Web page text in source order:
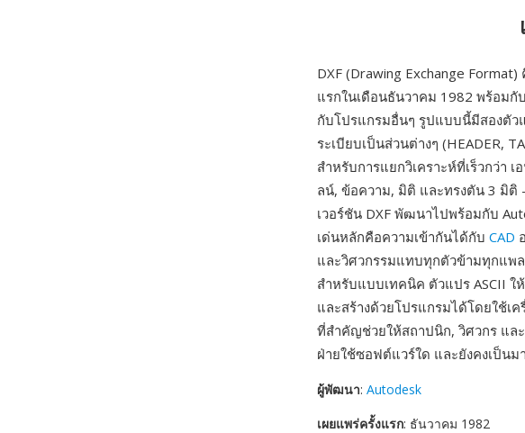
DXF (Drawing Exchange
แรกในเดือนธันวาคม 1982 พร้อมกั
กับโปรแกรมอื่นๆ รูปแบบนี้มีสองตัว
ระเบียบเป็นส่วนต่างๆ (HEADER,
สำหรับการแยกวิเคราะห์ที่เร็วกว่า
ลน์, ข้อความ, มิติ และทรงตัน 3 มิ
เวอร์ชัน DXF พัฒนาไปพร้อมกับ
เด่นหลักคือความเข้ากันได้กับ CAD
และวิศวกรรมแทบทุกตัวข้ามทุกแพ
สำหรับแบบเทคนิค ตัวแปร ASCII
และสร้างด้วยโปรแกรมได้โดยใช้เ
ที่สำคัญช่วยให้สถาปนิก, วิศวกร แล
ฝ่ายใช้ซอฟต์แวร์ใด และยังคงเป็น
ผู้พัฒนา: Autodesk
เผยแพร่ครั้งแรก: ธันวาคม 1982